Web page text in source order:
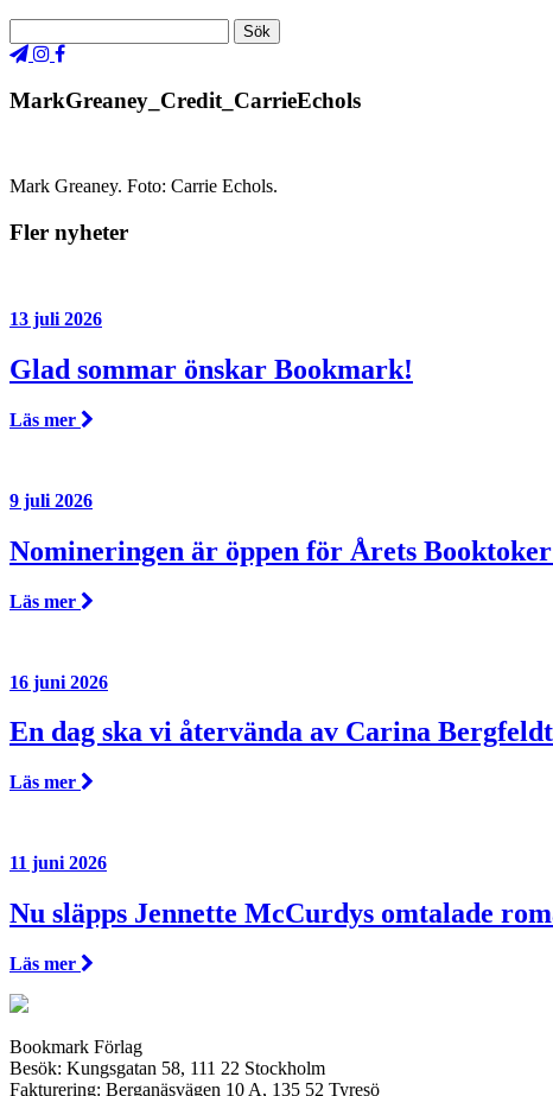
MarkGreaney_Credit_CarrieEchols
Mark Greaney. Foto: Carrie Echols.
Fler nyheter
13 juli 2026
Glad sommar önskar Bookmark!
Läs mer
9 juli 2026
Nomineringen är öppen för Årets Booktoker
Läs mer
16 juni 2026
En dag ska vi återvända av Carina
Läs mer
11 juni 2026
Nu släpps Jennette McCurdys omtalade
Läs mer
Bookmark Förlag
Besök: Kungsgatan 58, 111 22 Stockholm
Fakturering: Berganäsvägen 10 A, 135 52 Tyresö